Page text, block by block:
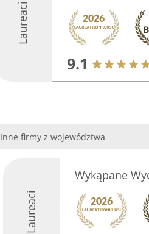
Laureaci
9.1
Inne firmy z województwa
Laureaci
Wykąpane